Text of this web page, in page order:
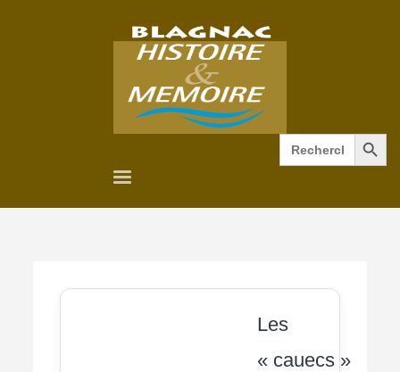
Search
for:
Search Button
Les
« cauecs »